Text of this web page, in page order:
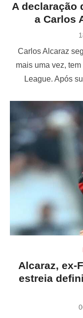
A declaração
a Carlos
P
s
e
d
Carlos Alcaraz
mais uma vez,
League. Após
Alcaraz, ex-
estreia
P